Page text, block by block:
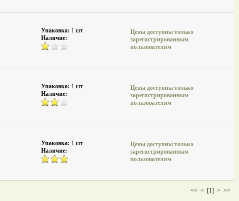
Упаковка: 1 шт.
Наличие:
Цены доступны только
зарегистрированным
пользователям
Упаковка: 1 шт.
Наличие:
Цены доступны только
зарегистрированным
пользователям
Упаковка: 1 шт.
Наличие:
Цены доступны только
зарегистрированным
пользователям
<< < [1] > >>